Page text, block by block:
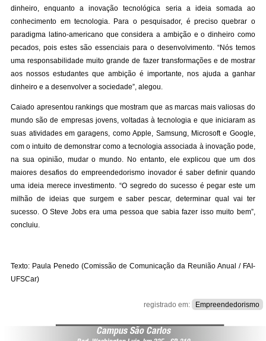
dinheiro, enquanto a inovação tecnológica seria a ideia somada ao
conhecimento em tecnologia. Para o pesquisador, é preciso quebrar o
paradigma latino-americano que considera a ambição e o dinheiro como
pecados, pois estes são essenciais para o desenvolvimento. “Nós temos
uma responsabilidade muito grande de fazer transformações e de mostrar
aos nossos estudantes que ambição é importante, nos ajuda a ganhar
dinheiro e a desenvolver a sociedade”, alegou.
Caiado apresentou rankings que mostram que as marcas mais valiosas do
mundo são de empresas jovens, voltadas à tecnologia e que iniciaram as
suas atividades em garagens, como Apple, Samsung, Microsoft e Google,
com o intuito de demonstrar como a tecnologia associada à inovação pode,
na sua opinião, mudar o mundo. No entanto, ele explicou que um dos
maiores desafios do empreendedorismo inovador é saber definir quando
uma ideia merece investimento. “O segredo do sucesso é pegar este um
milhão de ideias que surgem e saber pescar, determinar qual vai ter
sucesso. O Steve Jobs era uma pessoa que sabia fazer isso muito bem”,
concluiu.
Texto: Paula Penedo (Comissão de Comunicação da Reunião Anual / FAI-
UFSCar)
registrado em: Empreendedorismo
Campus São Carlos